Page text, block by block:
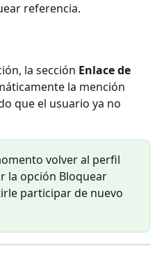
referencia.
la sección Enlace de
la mención
que el usuario ya no
volver al perfil
la opción Bloquear
participar de nuevo